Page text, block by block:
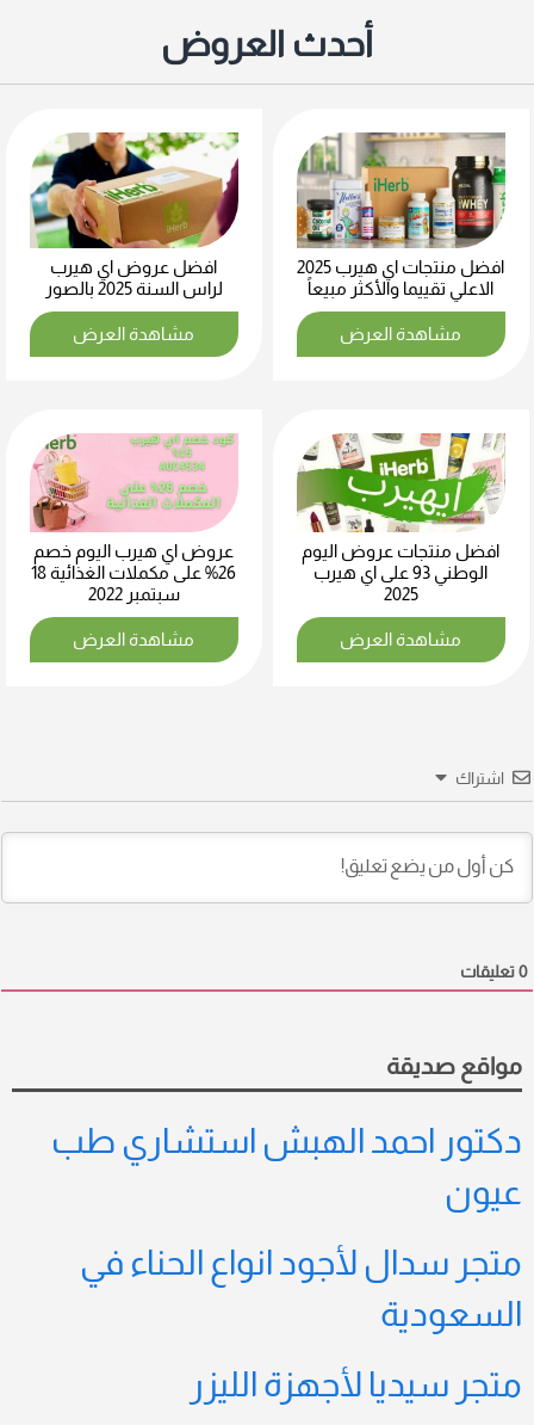
أحدث العروض
افضل منتجات اي هيرب 2025
الاعلي تقييما والأكثر مبيعاً
مشاهدة العرض
افضل عروض اي هيرب
لراس السنة 2025 بالصور
مشاهدة العرض
افضل منتجات عروض اليوم
الوطني 93 على اي هيرب
2025
مشاهدة العرض
عروض اي هيرب اليوم خصم
26% على مكملات الغذائية 18
سبتمبر 2022
مشاهدة العرض
اشتراك
0تعليقات
مواقع صديقة
دكتور احمد الهبش استشاري طب
عيون
متجر سدال لأجود انواع الحناء في
السعودية
متجر سيديا لأجهزة الليزر